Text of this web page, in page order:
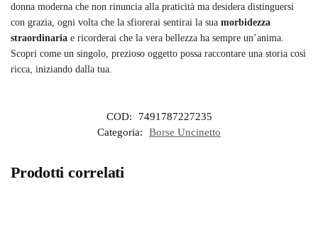
donna moderna che non rinuncia alla praticità ma desidera distinguersi
con grazia, ogni volta che la sfiorerai sentirai la sua morbidezza
straordinaria e ricorderai che la vera bellezza ha sempre un’anima.
Scopri come un singolo, prezioso oggetto possa raccontare una storia così
ricca, iniziando dalla tua.
COD:
7491787227235
Categoria:
Borse Uncinetto
Prodotti correlati